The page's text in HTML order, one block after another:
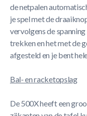
de netpalen
je spel met de
vervolgens de
trekken en het met de
afgesteld en je bent
Bal- en racketopslag
De 500X heeft een